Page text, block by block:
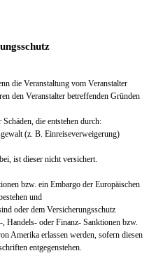
die Veranstaltung vom Veranstalter
den Veranstalter betreffenden Gründen
die entstehen durch:
(z. B. Einreiseverweigerung)
ist dieser nicht versichert.
bzw. ein Embargo der Europäischen
und
oder dem Versicherungsschutz
Handels- oder Finanz- Sanktionen bzw.
Amerika erlassen werden, sofern diesen
entgegenstehen.